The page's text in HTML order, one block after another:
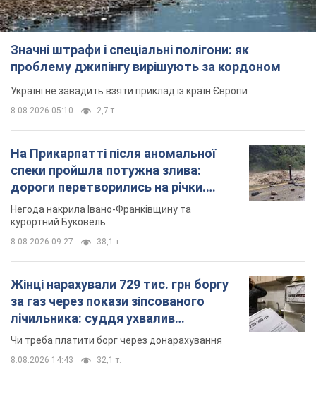
Значні штрафи і спеціальні полігони: як
проблему джипінгу вирішують за кордоном
Україні не завадить взяти приклад із країн Європи
8.08.2026 05:10 2,7 т.
На Прикарпатті після аномальної
спеки пройшла потужна злива:
дороги перетворились на річки.
Відео
Негода накрила Івано-Франківщину та
курортний Буковель
8.08.2026 09:27 38,1 т.
Жінці нарахували 729 тис. грн боргу
за газ через покази зіпсованого
лічильника: суддя ухвалив
неочікуване рішення
Чи треба платити борг через донарахування
8.08.2026 14:43 32,1 т.